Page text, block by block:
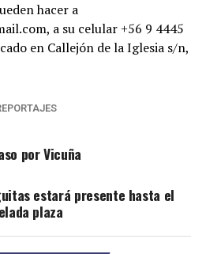
hacer a
a su celular +56 9 4445
en Callejón de la Iglesia s/n,
por Vicuña
estará presente hasta el
plaza